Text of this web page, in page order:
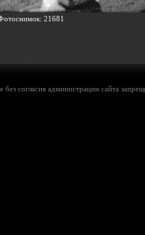
21681
без согласия администрации сайта